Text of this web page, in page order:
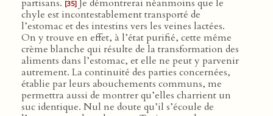
partisans. [35] Je démontrerai néanmoins que le
chyle est incontestablement transporté de
l’estomac et des intestins vers les veines lactées.
On y trouve en effet, à l’état purifié, cette même
crème blanche qui résulte de la transformation des
aliments dans l’estomac, et elle ne peut y parvenir
autrement. La continuité des parties concernées,
établie par leurs abouchements communs, me
permettra aussi de montrer qu’elles charrient un
suc identique. Nul ne doute qu’il s’écoule de